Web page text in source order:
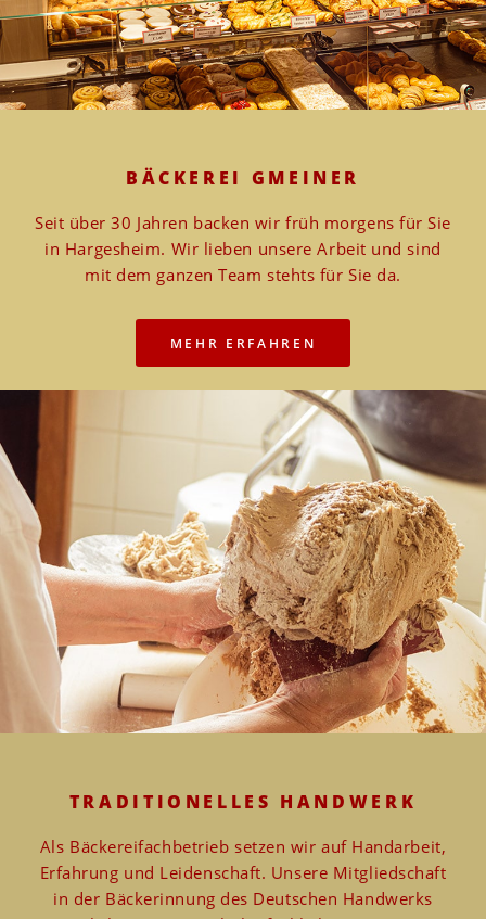
BÄCKEREI GMEINER
Seit über 30 Jahren backen wir früh morgens für Sie
in Hargesheim. Wir lieben unsere Arbeit und sind
mit dem ganzen Team stehts für Sie da.
MEHR ERFAHREN
TRADITIONELLES HANDWERK
Als Bäckereifachbetrieb setzen wir auf Handarbeit,
Erfahrung und Leidenschaft. Unsere Mitgliedschaft
in der Bäckerinnung des Deutschen Handwerks